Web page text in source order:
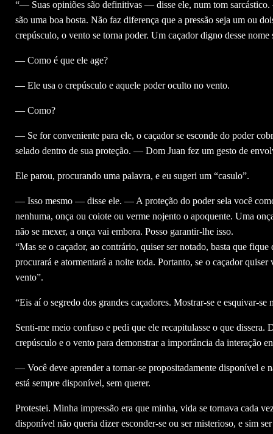
“— Suas opiniões são definitivas — disse ele, num tom
são uma boa bosta. Não faz diferença que a pressão seja um ou
crepúsculo, o vento se torna poder. Um caçador digno desse nome
— Como é que ele age?
— Ele usa o crepúsculo e aquele poder oculto no vento.
— Como?
— Se for conveniente para ele, o caçador se esconde do poder
selado dentro de sua proteção. — Dom Juan fez um gesto de
Ele parou, procurando uma palavra, e eu sugeri um “casulo”.
— Isso mesmo — disse ele. — A proteção do poder sela você
nenhuma, onça ou coiote ou verme nojento o apoquente. Uma
não se mexer, a onça vai embora. Posso garantir-lhe isso.
“Mas se o caçador, ao contrário, quiser ser notado, basta que
procurará e atormentará a noite toda. Portanto, se o caçador
vento”.
“Eis aí o segredo dos grandes caçadores. Mostrar-se e esquivar-se
Senti-me meio confuso e pedi que ele recapitulasse o que
crepúsculo e o vento para demonstrar a importância da interação
— Você deve aprender a tornar-se propositadamente disponível
está sempre disponível, sem querer.
Protestei. Minha impressão era que minha, vida se tornava cada
disponível não queria dizer esconder-se ou ser misterioso, e sim